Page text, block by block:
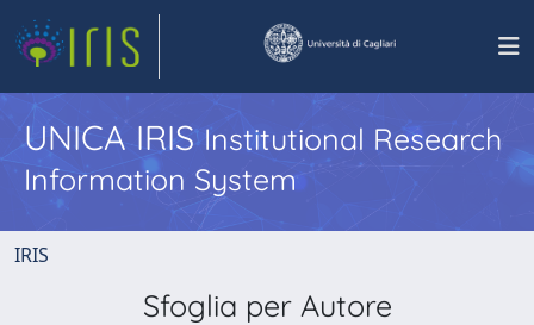
UNICA IRISInstitutional Research
Information System
IRIS
Sfoglia per Autore